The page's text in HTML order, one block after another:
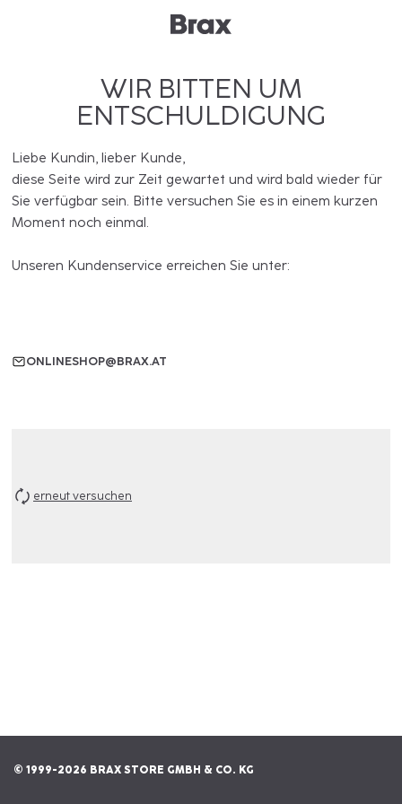
WIR BITTEN UM
ENTSCHULDIGUNG
Liebe Kundin, lieber Kunde,
diese Seite wird zur Zeit gewartet und wird bald wieder für
Sie verfügbar sein. Bitte versuchen Sie es in einem kurzen
Moment noch einmal.
Unseren Kundenservice erreichen Sie unter:
ONLINESHOP@BRAX.AT
erneut versuchen
© 1999-2026 BRAX STORE GMBH & CO. KG